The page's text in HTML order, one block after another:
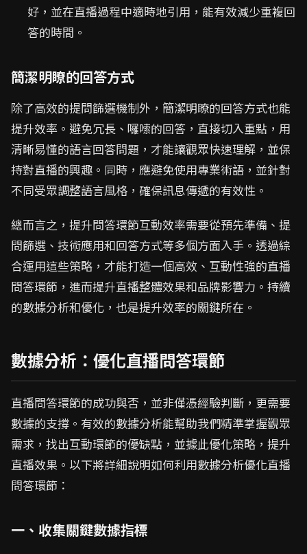
好，並在直播過程中適時地引用，能有效減少重複回
答的時間。
簡潔明瞭的回答方式
除了高效的提問篩選機制外，簡潔明瞭的回答方式也能
提升效率。避免冗長、囉嗦的回答，直接切入重點，用
清晰易懂的語言回答問題，才能讓觀眾快速理解，並保
持對直播的興趣。同時，應避免使用專業術語，並針對
不同受眾調整語言風格，確保訊息傳遞的有效性。
總而言之，提升問答環節互動效率需要從預先準備、提
問篩選、技術應用和回答方式等多個方面入手。透過綜
合運用這些策略，才能打造一個高效、互動性強的直播
問答環節，進而提升直播整體效果和品牌影響力。持續
的數據分析和優化，也是提升效率的關鍵所在。
數據分析：優化直播問答環節
直播問答環節的成功與否，並非僅憑經驗判斷，更需要
數據的支撐。有效的數據分析能幫助我們精準掌握觀眾
需求，找出互動環節的優缺點，並據此優化策略，提升
直播效果。以下將詳細說明如何利用數據分析優化直播
問答環節：
一、收集關鍵數據指標